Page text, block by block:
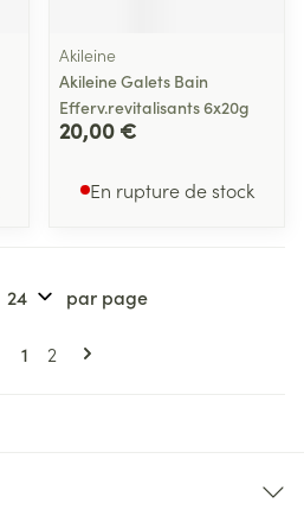
Akileine
Akileine Galets Bain
Efferv.revitalisants 6x20g
20,00 €
En rupture de stock
Pages
Vous lisez actuellement la page
1 Page
2
par page